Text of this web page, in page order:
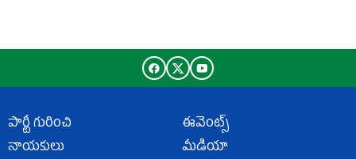
పార్టీ గురించి
నాయకులు
ఈవెంట్స్
మీడియా